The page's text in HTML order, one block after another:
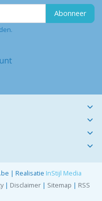
Abonneer
| Realisatie InStijl Media
| Disclaimer | Sitemap | RSS